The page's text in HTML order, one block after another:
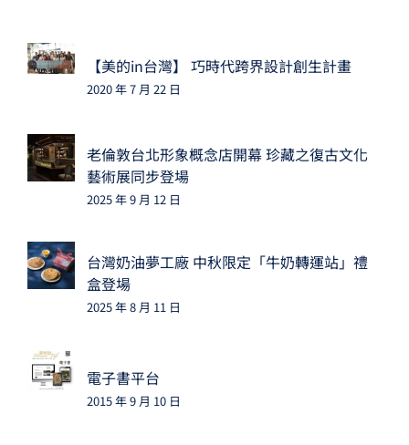
【美的in台灣】 巧時代跨界設計創生計畫
2020 年 7 月 22 日
老倫敦台北形象概念店開幕 珍藏之復古文化
藝術展同步登場
2025 年 9 月 12 日
台灣奶油夢工廠 中秋限定「牛奶轉運站」禮
盒登場
2025 年 8 月 11 日
電子書平台
2015 年 9 月 10 日